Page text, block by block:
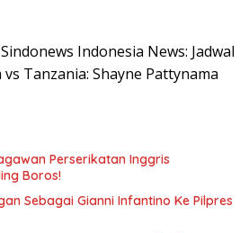
Indonesia News: Jadwal
Tanzania: Shayne Pattynama
Perserikatan Inggris
Boros!
Sebagai Gianni Infantino Ke Pilpres